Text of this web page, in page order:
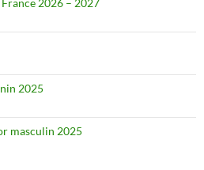
France 2026 – 2027
2025
masculin 2025